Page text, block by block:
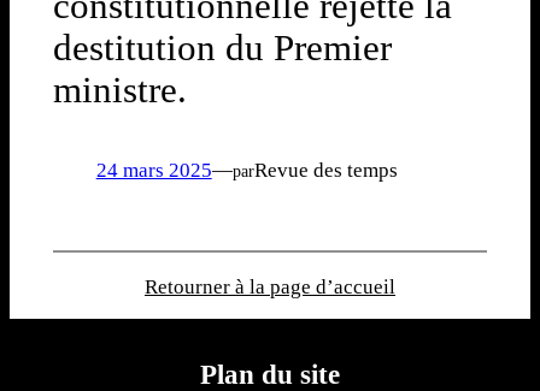
destitution du Premier
ministre.
24 mars 2025—parRevue des temps
Retourner à la page d’accueil
Plan du site